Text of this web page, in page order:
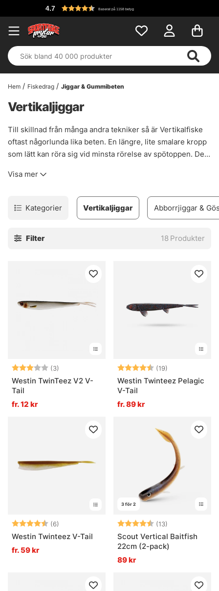
Baserat på 1158 betyg
Hem Fiskedrag Jiggar & Gummibeten
Vertikaljiggar
Till skillnad från många andra tekniker så är Vertikalfiske
oftast någorlunda lika beten. En längre, lite smalare kropp
som lätt kan röra sig vid minsta rörelse av spötoppen. Det
med hela, vågräta fenor, som trycker mycket vatten. Ett
Visa mer
Kategorier Abborrjiggar &
Vertikaljiggar
Filter 18 Produkter
Betyg: (3)
3.0 utav 5 stjärnor
Westin TwinTeez V2 V-
Tail
fr. 12 kr
Betyg: (19)
Westin Twinteez Pelagic
V-Tail
fr. 89 kr
Betyg: (6)
4.5 utav 5 stjärnor
Westin Twinteez V-Tail
fr. 59 kr
3 för 2
Betyg: (13)
Scout Vertical Baitfish
22cm (2-pack)
89 kr